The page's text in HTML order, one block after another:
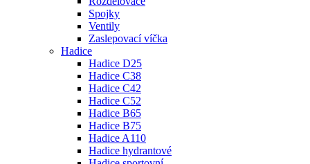
Spojky
Ventily
Zaslepovací víčka
Hadice
Hadice D25
Hadice C38
Hadice C42
Hadice C52
Hadice B65
Hadice B75
Hadice A110
Hadice hydrantové